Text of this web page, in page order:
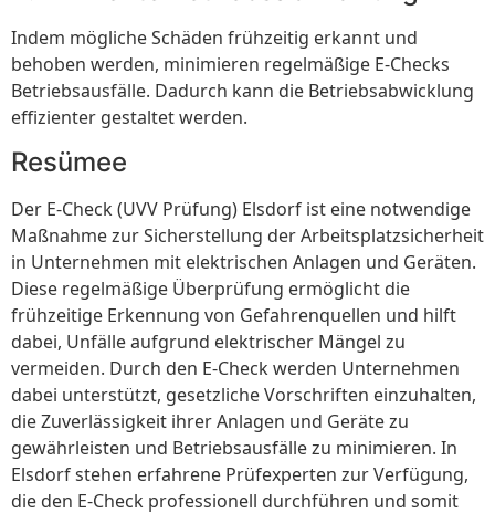
Indem mögliche Schäden frühzeitig erkannt und
behoben werden, minimieren regelmäßige E-Checks
Betriebsausfälle. Dadurch kann die Betriebsabwicklung
effizienter gestaltet werden.
Resümee
Der E-Check (UVV Prüfung) Elsdorf ist eine notwendige
Maßnahme zur Sicherstellung der Arbeitsplatzsicherheit
in Unternehmen mit elektrischen Anlagen und Geräten.
Diese regelmäßige Überprüfung ermöglicht die
frühzeitige Erkennung von Gefahrenquellen und hilft
dabei, Unfälle aufgrund elektrischer Mängel zu
vermeiden. Durch den E-Check werden Unternehmen
dabei unterstützt, gesetzliche Vorschriften einzuhalten,
die Zuverlässigkeit ihrer Anlagen und Geräte zu
gewährleisten und Betriebsausfälle zu minimieren. In
Elsdorf stehen erfahrene Prüfexperten zur Verfügung,
die den E-Check professionell durchführen und somit